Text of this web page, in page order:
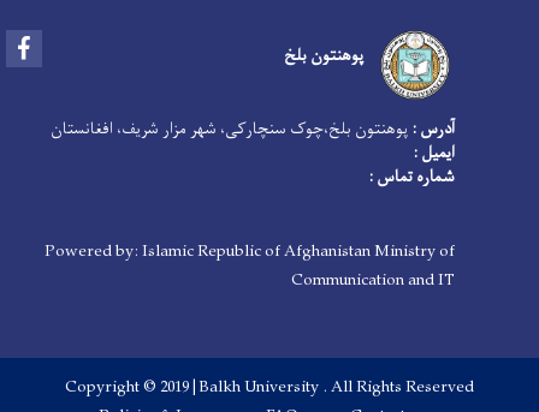
پوهنتون بلخ
آدرس : پوهنتون بلخ،چوک سنچارکی، شهر مزار شریف، افغانستان
ایمیل :
شماره تماس :
Powered by: Islamic Republic of Afghanistan Ministry of
Communication and IT
Copyright © 2019 |Balkh University . All Rights Reserved